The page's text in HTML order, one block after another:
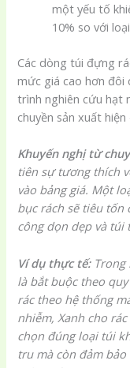
một yếu tố
10% so với
Các dòng túi đựng
mức giá cao hơn đôi
trình nghiên cứu hạt
chuyền sản xuất hiện
Khuyến nghị từ
tiên sự tương thích
vào bảng giá. Một
bục rách sẽ tiêu tốn
công dọn dẹp và túi
Ví dụ thực tế:Trong
là bắt buộc theo
rác theo hệ thống
nhiễm, Xanh cho
chọn đúng loại túi
tru mà còn đảm bảo